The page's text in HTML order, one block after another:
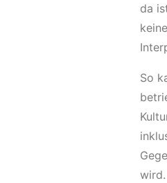
da
So
wird.